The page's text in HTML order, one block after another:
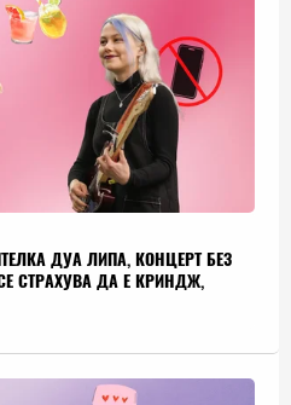
ДУА ЛИПА, КОНЦЕРТ БЕЗ
СТРАХУВА ДА Е КРИНДЖ,